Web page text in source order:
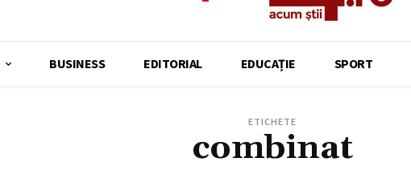
BUSINESS EDITORIAL EDUCAȚIE SPORT
ETICHETE
combinat